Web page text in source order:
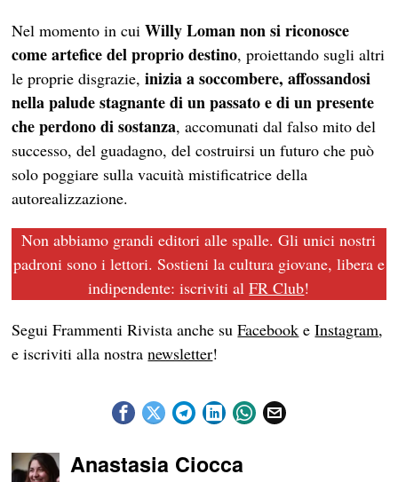
Nel momento in cuiWilly Loman non si riconosce
come artefice del proprio destino, proiettando sugli altri
le proprie disgrazie,inizia a soccombere, affossandosi
nella palude stagnante di un passato e di un presente
che perdono di sostanza, accomunati dal falso mito del
successo, del guadagno, del costruirsi un futuro che può
solo poggiare sulla vacuità mistificatrice della
autorealizzazione.
Non abbiamo grandi editori alle spalle. Gli unici nostri
padroni sono i lettori. Sostieni la cultura giovane, libera e
indipendente: iscriviti alFR Club!
Segui Frammenti Rivista anche suFacebook eInstagram,
e iscriviti alla nostranewsletter!
Anastasia Ciocca